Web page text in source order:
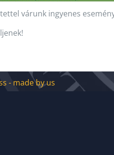
várunk ingyenes
- made by us